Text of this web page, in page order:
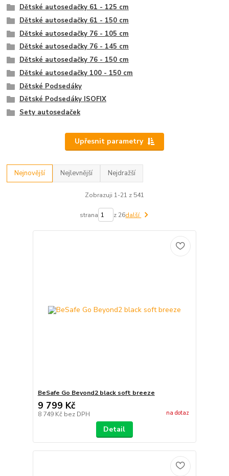
Dětské autosedačky 61 - 125 cm
Dětské autosedačky 61 - 150 cm
Dětské autosedačky 76 - 105 cm
Dětské autosedačky 76 - 145 cm
Dětské autosedačky 76 - 150 cm
Dětské autosedačky 100 - 150 cm
Dětské Podsedáky
Dětské Podsedáky ISOFIX
Sety autosedaček
Upřesnit parametry
Nejnovější Nejlevnější Nejdražší
Zobrazuji 1-21 z 541
strana z 26další
BeSafe Go Beyond2 black soft breeze
9 799 Kč
8 749 Kč bez DPH na dotaz
Detail